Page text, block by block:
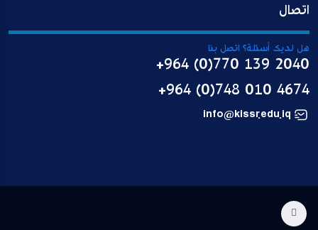
اتصال
هل لديك أسئلة؟ اتصل بنا
+964 (0)770 139 2040
+964 (0)748 010 4674
info@kissr.edu.iq